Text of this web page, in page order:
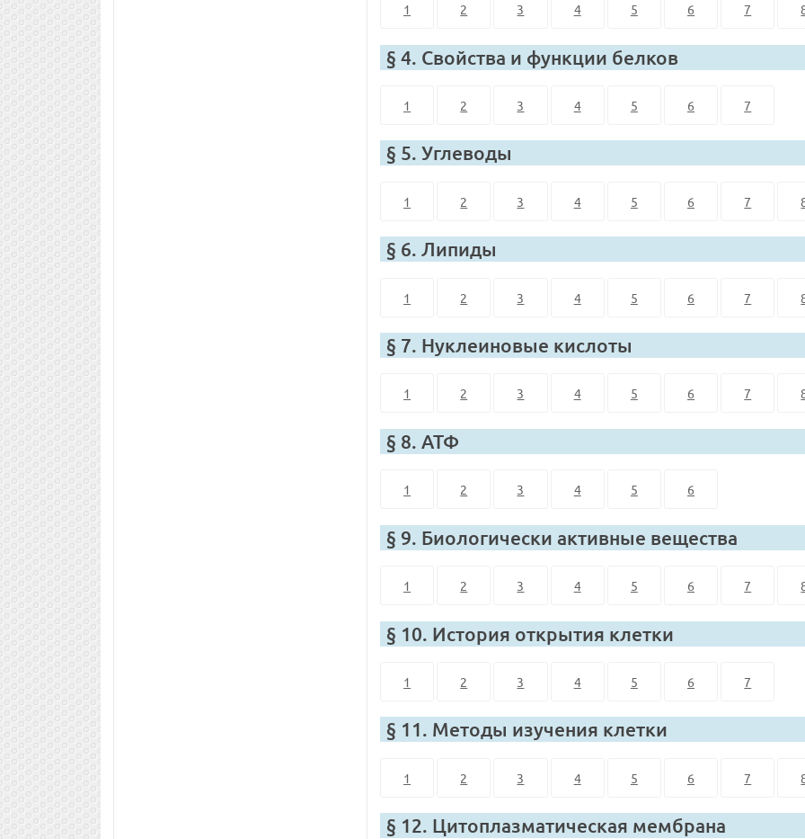
1 2 3 4 5 6 7
§ 4. Свойства и функции белков
1 2 3 4 5 6 7
§ 5. Углеводы
1 2 3 4 5 6 7
§ 6. Липиды
1 2 3 4 5 6 7
§ 7. Нуклеиновые кислоты
1 2 3 4 5 6 7
§ 8. АТФ
1 2 3 4 5 6
§ 9. Биологически активные вещества
1 2 3 4 5 6 7
§ 10. История открытия клетки
1 2 3 4 5 6 7
§ 11. Методы изучения клетки
1 2 3 4 5 6 7
§ 12. Цитоплазматическая мембрана